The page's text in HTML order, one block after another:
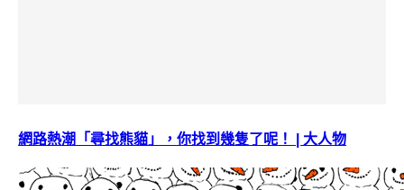
網路熱潮「尋找熊貓」，你找到幾隻了呢！ | 大人物